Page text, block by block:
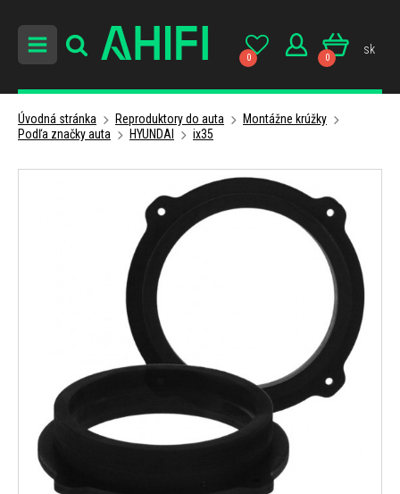
0 0
sk
Úvodná stránka Reproduktory do auta
Montážne krúžky
Podľa značky auta
HYUNDAI ix35